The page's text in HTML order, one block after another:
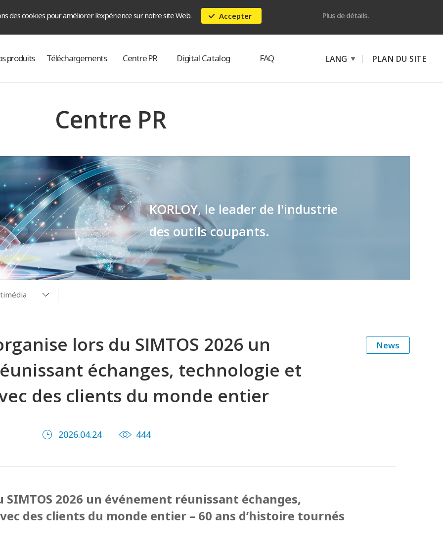
des cookies pour améliorer l'expérience sur notre site Web. Accepter Plus de détails.
produits Téléchargements Centre PR Digital Catalog FAQ LANG | PLAN DU SITE
Centre PR
KORLOY, le leader de l'industrie
des outils coupants.
News
lors du SIMTOS 2026 un
échanges, technologie et
des clients du monde entier
2026.04.24 444
SIMTOS 2026 un événement réunissant échanges,
des clients du monde entier – 60 ans d’histoire tournés